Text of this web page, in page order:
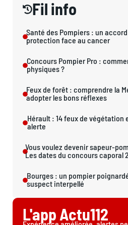
Fil info
Santé des Pompiers : un
protection face au cancer
Concours Pompier Pro :
physiques ?
Feux de forêt : comprendre la
adopter les bons réflexes
Hérault : 14 feux de végétation
alerte
Vous voulez devenir sapeur-
Les dates du concours caporal
Bourges : un pompier
suspect interpellé
L'app Actu112